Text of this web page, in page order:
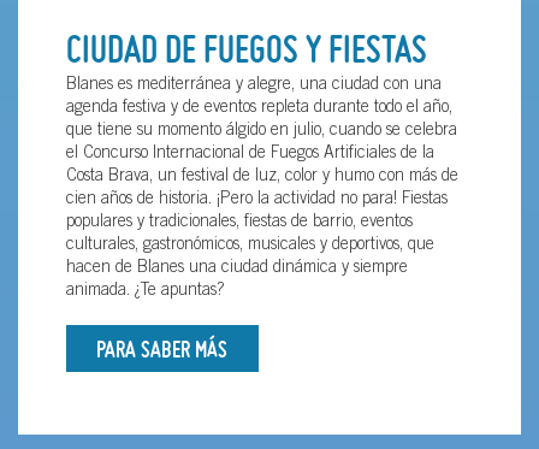
CIUDAD DE FUEGOS Y FIESTAS
Blanes es mediterránea y alegre, una ciudad con una
agenda festiva y de eventos repleta durante todo el año,
que tiene su momento álgido en julio, cuando se celebra
el Concurso Internacional de Fuegos Artificiales de la
Costa Brava, un festival de luz, color y humo con más de
cien años de historia. ¡Pero la actividad no para! Fiestas
populares y tradicionales, fiestas de barrio, eventos
culturales, gastronómicos, musicales y deportivos, que
hacen de Blanes una ciudad dinámica y siempre
animada. ¿Te apuntas?
PARA SABER MÁS